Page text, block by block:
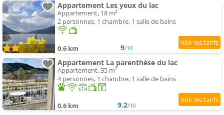
Appartement Les yeux du lac
Appartement, 18 m²
2 personnes, 1 chambre, 1 salle de bains
0.6 km 9/10
Appartement La parenthèse du lac
Appartement, 35 m²
4 personnes, 1 chambre, 1 salle de bains
0.6 km 9.2/10